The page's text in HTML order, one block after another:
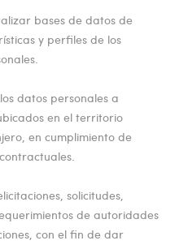
bases de datos de
y perfiles de los
datos personales a
en el territorio
en cumplimiento de
solicitudes,
de autoridades
con el fin de dar